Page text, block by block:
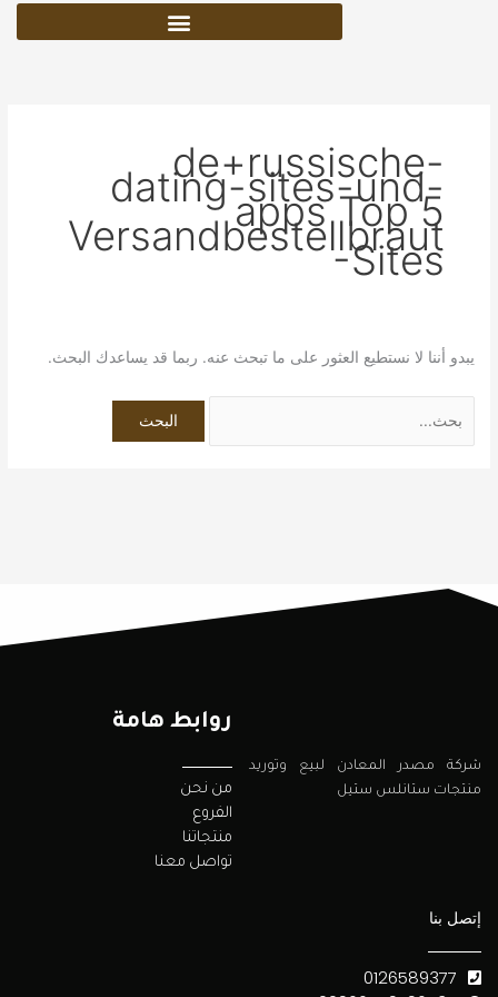
de+russische-
dating-sites-und-
apps Top 5
Versandbestellbraut
-Sites
يبدو أننا لا نستطيع العثور على ما تبحث عنه. ربما قد يساعدك البحث.
شركة مصدر المعادن لبيع وتوريد
منتجات ستانلس ستيل
روابط هامة
من نحن
الفروع
منتجاتنا
تواصل معنا
إتصل بنا
0126589377